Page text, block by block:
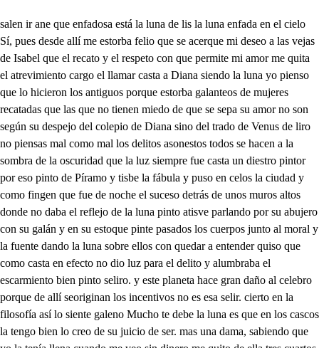
salen ir ane que enfadosa está la luna de lis la luna enfada en el cielo Sí, pues desde allí me estorba felio que se acerque mi deseo a las vejas de Isabel que el recato y el respeto con que permite mi amor me quita el atrevimiento cargo el llamar casta a Diana siendo la luna yo pienso que lo hicieron los antiguos porque estorba galanteos de mujeres recatadas que las que no tienen miedo de que se sepa su amor no son según su despejo del colepio de Diana sino del trado de Venus de liro no piensas mal como mal los delitos asonestos todos se hacen a la sombra de la oscuridad que la luz siempre fue casta un diestro pintor por eso pinto de Píramo y tisbe la fábula y puso en celos la ciudad y como fingen que fue de noche el suceso detrás de unos muros altos donde no daba el reflejo de la luna pinto atisve parlando por su abujero con su galán y en su estoque pinte pasados los cuerpos junto al moral y la fuente dando la luna sobre ellos con quedar a entender quiso que como casta en efecto no dio luz para el delito y alumbraba el escarmiento bien pinto seliro. y este planeta hace gran daño al celebro porque de allí seoriginan los incentivos no es esa selir. cierto en la filosofía así lo siente galeno Mucho te debe la luna es que en los cascos la tengo bien lo creo de su juicio de ser. mas una dama, sabiendo que yo la tenía llena cuando me veo sin dinero me quito de ella tres cuartos yéndose con un mozuelo y mela dejo en creciente retírate aquí cangrejo selor. que ya esta baja la luna deto d y presto llegar padremos que ahora tiene este recato Jabel con más extremo porque está ausente su hermano es muy cuerda y con exceso pundono rosa, mas yo esta parte no agradezco que no han de saber las damas tanto de leyes del duelo porque es doctrina del diablo pero su observancia vemos que tiene empie las noblezas Pues es el diablo tan necio que había de introducir sus setas sin fundamento en cuantas leyes el diablo introduro en sus derechos dio interés a su observancia para engañarnos con ello y así no se verá nadie que quebrante sus preceptos siendo así que en los de Dios somos frágiles y ciegos y verás esta verdad ponderada en un ejemplo Dique con eso la pena de la esperanza divierto Mira debe un hombre a otro dede l cien ducados y le ha hecho escritura cuarentigia y para cobrarlos siendo ley de Dios pagar las deudas es necesario primero execubiono citaciones días de ta ley mandamientos y sentencia de remate con que un pobre en el proceso yeq yhasta más de lo que cobra y sin nada de todo esto ponen dos sobre un sufete toda su hacienda en dinero y allí con una baraja sin más sentencia ni pleito que seresta ley del diablo porque vino sin encuentro la sota sobre el caballo o el tres sobre el cuatro luego sin replica el uno al otro le entrega todo el dinero porque sentencio la sota que es alcalde del infierno tú hasponderado muy bien mas y a la reja han abierto sin duda es el sol que adore aparta que llegar quiero siempre tú tevas al sol y yo a la luna me quedas Si está en la calle on Felix sabel de Como el relor será cierto Ahora, señora, reparo selira la poca fe que te debo Pues dudas si estoy aquí más abuscarme en tu pecho es cierto que conocieras que de ti faltar no puedo como de la recindad dbel murmura con extremo abre tan tarde don Félix que puede tener recelo de que no esperases tanto donde hay la fe que yo tengo puede faltar la esperanza, si hay fe la esperanza creo Pues no la ves en mi amor delir no está bien a tu deseo Delo que yo la ve por qe porque mi agradecimiento si la seo será deuda y no viendo tus afectos y creyéndolos mi amor esfe con la que agradezco como tuya es la verdad como de honor el miedo Pues de que ahora le tienes de que se sepa en el pueblo detala que estando ausente mi hermano dando a su fama trofeos si veno racon en la guerra de Sevilla que ya se rinde a la sedio en que nuestro rey Fernando Ya tiene, aunque tan honesto Éste yo dando en Baeza permisión a un galanteo justo es el temormatiene la disculpa de que espero que honre tu mano la mía y habiendo de ser tan presto Bien pudieras dar supar a que yo te hablase dentro de tu casa honestamente para excusarte el recelo Si hiciera a no ser mayor mi peligro en ese intento Pues no has defiar de mí que te hable con el respeto de imaginarte mi esposa no hay cordura en el deseo y poniendo la ocasión ¿Quién piensa que ha de ser cuerdo está muy cerca de loco Por la fe de caballero y la que tengo a tu amor que nunca mi pensamiento se atrevió a la lipereza de pensar, aunque allá dentro me viera a solas contigo que pasará mi deseo de la línea del decoro que tu honestidad le ha puesto si en eso me aseguraras para excusar este riespo conveniencia era que entrara fálteme, señora, el cielo y devil y aleve mano Muera yo a impulso violento si fáltaré a esta atención Pues sobre ese juramento voy ha hacer que te abraines Yyo esa entura espero cangrejo yo soy dichoso lomo de entrar allá dentro ha dado Isabel lisencia cuerpo de Dios vengo en ello cang y pues licencia te da se licenciado allá dentro No haré más que ver y hablar Todos empiezan por eso porque el hablar es el grado de pensar si ven racona de tun de bachiller que es primero tras elva el de licenciado y el de doctor viene luego con que saldremos comborca Lindamente lo has dispuesto porque con eso excusamos mil peligros que tenemos Tú no has de entrar como do Yo solo licencia tengo yo no no me la han dado Pues, señor, viyen los cielos que haces muy mal en entrar en casa de un caballero que está ausente a disfamalle y vas a notable riesgo Pues no me decías ahora que escuso peligro o en esto Si más vuelvo la tortilla como yo no me caliento Ya han abierto aquí me espera abre mestina d deelor puerta que esta l junto a la ventar seliso prmero como entrando en fortaleza pues a mi alcaide me han hecho de este castillo de honor estoy obligada a haceros dejarlas armas. selare que deja dejo el deseo y el apento libiano. Ahora entrar puedo Bien podéis entrar que vos hacéis como caballero Si hará, pues entra sin arma pues ya entró la puerta cierro Oye Inés espera un poco quien e no conoces eso quien es e no habrá un poco de lugar para un cangrejo No eres carne ni pescado pues sino soy nada de eso Déjame entrar por legumbre que segumbres saber quiero seré navo o calabaza Ya no vienes a buen tiempo pos que es ahora derano y los navos en adviento si ven racional metida conos pues entraré por pepino que me has picado con eso No hay licencia untala tu Eso es vino y yo no puedo dejarlo entrar sin repistro Pues no ves lo que te quiero Para el vino eso que importa que en dejarme entrar no hay riesgo porque no soy me tedor sino pana Yo no envuelvo porque no crió alma mía que de criada me precio Blanca es la Inescomo tinta Señores el juicio pierdo ¿Qué he de hacer yo aquí esperando para divertir el tiempo Fabaco yo no le traigo que sirve de compañero Pasearéme hace calor dormir no podré de miedo irme es faltar a mi amo estarme es perder el seso pues yo me he de alvertir su pongo, pues que a quien cuentro una gorrona y la envisto fingiéndome caballero a Reina mía que manda Espere usted bien se ha hecho no me escuchara ya aguardo donde bausted saber quiero donde me llevan los pies quiere compañía no entiendo oypa soy sorda de un diente por el hábito que tengo que es usted muy lindamosa, pues con eso cenaremos Delondase dale la pues no se ha de ir suelte presto Tente no se a usted cansado han visto el hombre que reció le da no me has conocido linda comida por cierto pues no ves que soy lacayo ¿Qué dices no lo estás viendo en la líbrea anda boba y en esa taberna entremos con un cuarto de Castañas que me perdones te ruego que no te había conocido toca y a lever entremos y para con estas damas si en a cona de la si ven racional metida sabrán o te des con esto la diferencia que hay de un lacayo a un caballero mas esto es peor divertido con mi negro galante no he reparado en dos hombres que hacia aquí se han viniendo ¿Quién será ¡Válgame Dios i es justicia no la temo siendo del correjidor hijo mi amo mas yo quiero retirarme en el umbra de alen dee de aquesta puerta me enbebe de de marten dg Ya el infante dn Enrique queda en el alcazar Ver que handado muy bien su alteza en entrarse de secreto envacga, pues así Podemos venirnos luego a costar sin embarazo aunque yo a mi casa vengo no es Martín jara acostarme pues es fuerza salir luego siquiera a poner los ojos donde toigo el pensamiento después del ver a mi hermana Ahora sales con eso después de correr la posta Eso fue por llegar presto llama a esa puerta Martín yirgen que terible aprieto Éste es un Lope el hermano de Isabel fiesta tenemos o llamas ya Busco un canto allar porque si no voy muy reció ¿Cómo no hemos avisado sldo no oirán que estarán durmiendo cuanto va que a llamar viene en mi frente Aquesto es bueno para llamar tenga este que yo a ese canto dispierto ¿ue es eso quienes n quidan que es quidan es regodeo No sabe este aquidan quedam Pecid quien sois al momento mi espada tenga ete que soy un pobre extranjero de que nación sedale no sé lo que hablo de miedo Aquí me matan a palos nda luz sois y extranjero mi padre era anda luz cargo Mas yo, señor soy tu deseo natural de la membrilla ¿Que decís estáis sin fleso Mire uste estando mi madre en la bodega reviendo me parió al pie de una cuba Paladearonme luego con vino y yo levo tanto que en el beber soy judesco Bien se os conoce ahora el vino yauste el vinagre Este pienso que es lacayo de un Joplir y en la líbiea lo adbierto que es la del correjidor Aguarda no eres cangrejo No, señor, no soy tan plico aunque fácilmente peco Pues tú, que haces a mi puerta ttiene mi amo un galanteo a la vuelta de esta calle y como yo aquí le espero me arrime a dormir en ella Esto debe de ser cierto que es un Jeclir muys talán llama marten Esto es hecho allá dentro h an de pesalle y yo avisalle no puedo llama artín le de lale so me tene lomadio a de casa es drto den melo lopesor habre luego ¡Ay, señora, que es tu hermano Albricias ide de perno de cqe peee qe